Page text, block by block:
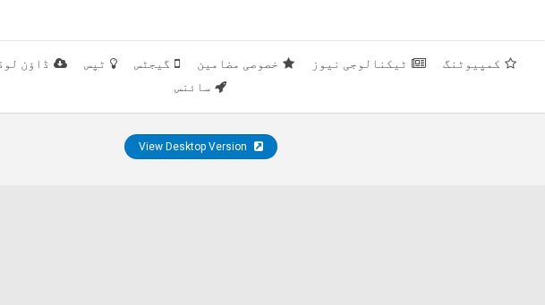
کمپیوٹنگ ٹیکنالوجی نیوز خصوصی مضامین گیجٹس ٹپس ڈاؤن
سائنس